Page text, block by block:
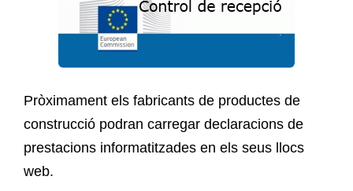
Pròximament els fabricants de productes de
construcció podran carregar declaracions de
prestacions informatitzades en els seus llocs
web.